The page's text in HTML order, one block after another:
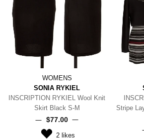
WOMENS
SONIA RYKIEL
INSCRIPTION RYKIEL Wool Knit
Skirt Black S-M
$‌77.00
2likes
Stripe